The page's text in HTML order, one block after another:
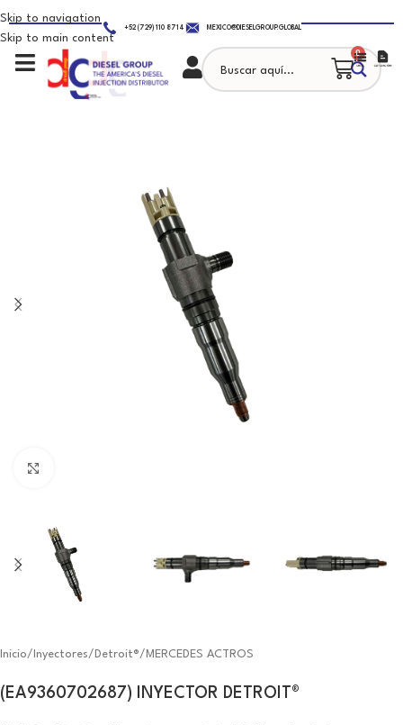
Skip to navigation
Skip to main content
+52 (729) 110 8714 MEXICO@DIESELGROUP.GLOBAL
0
Inicio/ Inyectores/ Detroit®/ MERCEDES ACTROS
(EA9360702687) INYECTOR DETROIT®